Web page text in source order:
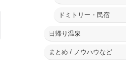
ドミトリー・民宿
日帰り温泉
まとめ / ノウハウなど